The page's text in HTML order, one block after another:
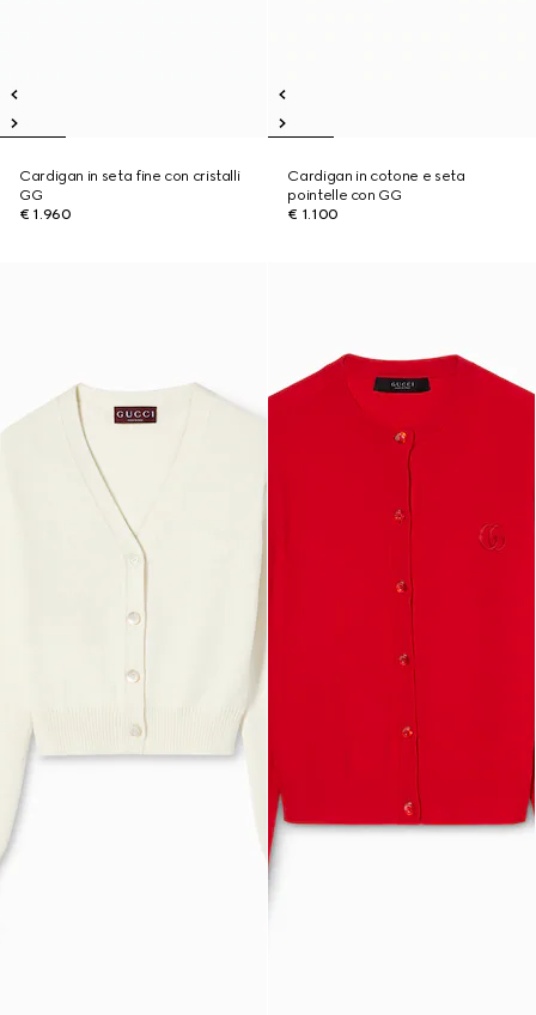
Cardigan in seta fine con cristalli
GG
€ 1.960
Cardigan in cotone e seta
pointelle con GG
€ 1.100